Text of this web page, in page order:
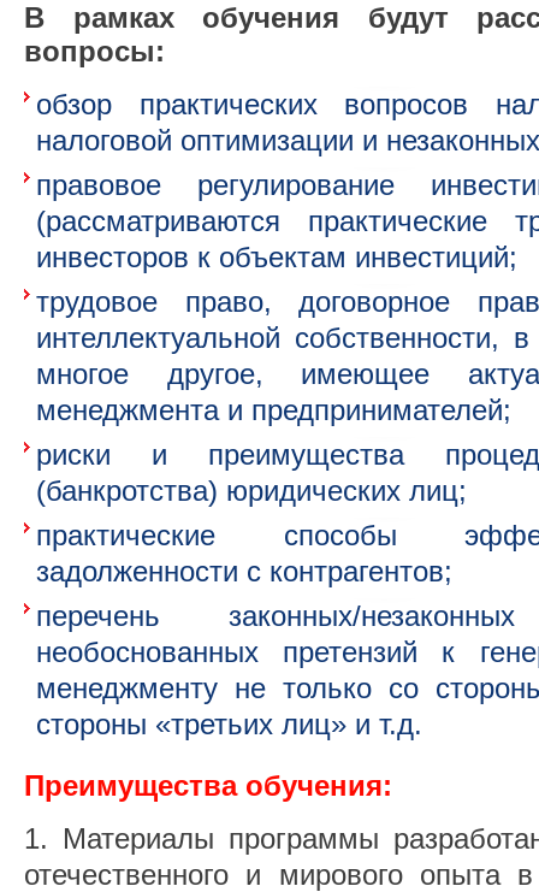
В рамках обучения будут
вопросы:
обзор практических вопросов
налоговой оптимизации и
правовое регулирование
(рассматриваются практические
инвесторов к объектам инвестиций;
трудовое право, договорное
интеллектуальной собственности,
многое другое, имеющее
менеджмента и предпринимателей;
риски и преимущества
(банкротства) юридических лиц;
практические способы
задолженности с контрагентов;
перечень законных/
необоснованных претензий к
менеджменту не только со
стороны «третьих лиц» и т.д.
Преимущества обучения:
Материалы программы
отечественного и мирового опыта